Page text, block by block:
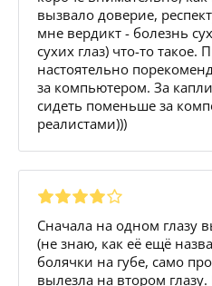
вызвало доверие,
мне вердикт - болезнь
сухих глаз) что-то
настоятельно
за компьютером. За
сидеть поменьше за
реалистами)))
Сначала на одном глазу
(не знаю, как её ещё
болячки на губе, само
вылезла на втором